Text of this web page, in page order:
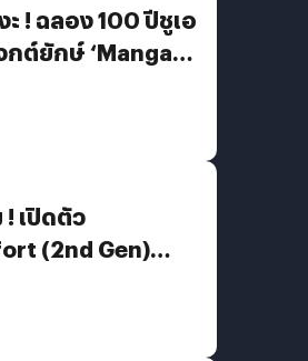
! ฉลอง 100 ปีชูเอ
กต์ยักษ์ ‘Manga
! เปิดตัว
(2nd Gen)